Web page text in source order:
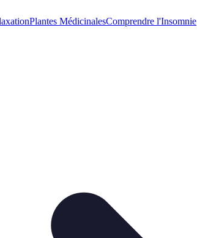
Plantes MédicinalesComprendre l'Insomnie